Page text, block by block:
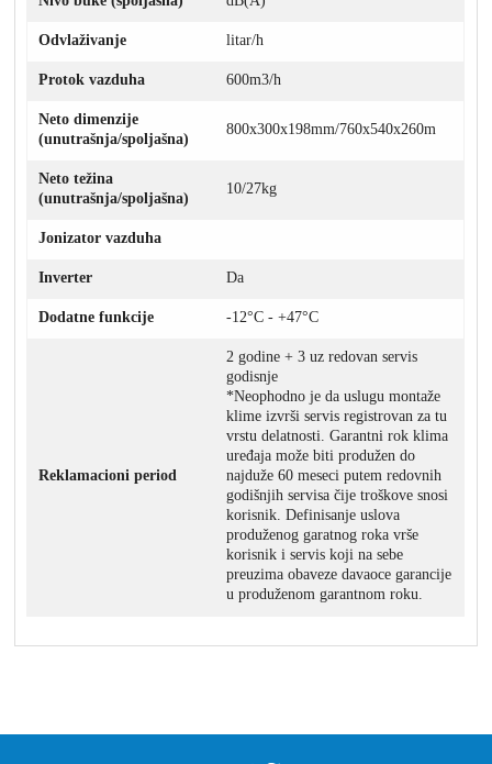
Odvlaživanje litar/h
Protok vazduha 600m3/h
Neto dimenzije
(unutrašnja/spoljašna)
800x300x198mm/760x540x260m
Neto težina
(unutrašnja/spoljašna)
10/27kg
Jonizator vazduha
Inverter Da
Dodatne funkcije -12°C - +47°C
Reklamacioni period
2 godine + 3 uz redovan servis
godisnje
*Neophodno je da uslugu montaže
klime izvrši servis registrovan za tu
vrstu delatnosti. Garantni rok klima
uređaja može biti produžen do
najduže 60 meseci putem redovnih
godišnjih servisa čije troškove snosi
korisnik. Definisanje uslova
produženog garatnog roka vrše
korisnik i servis koji na sebe
preuzima obaveze davaoce garancije
u produženom garantnom roku.